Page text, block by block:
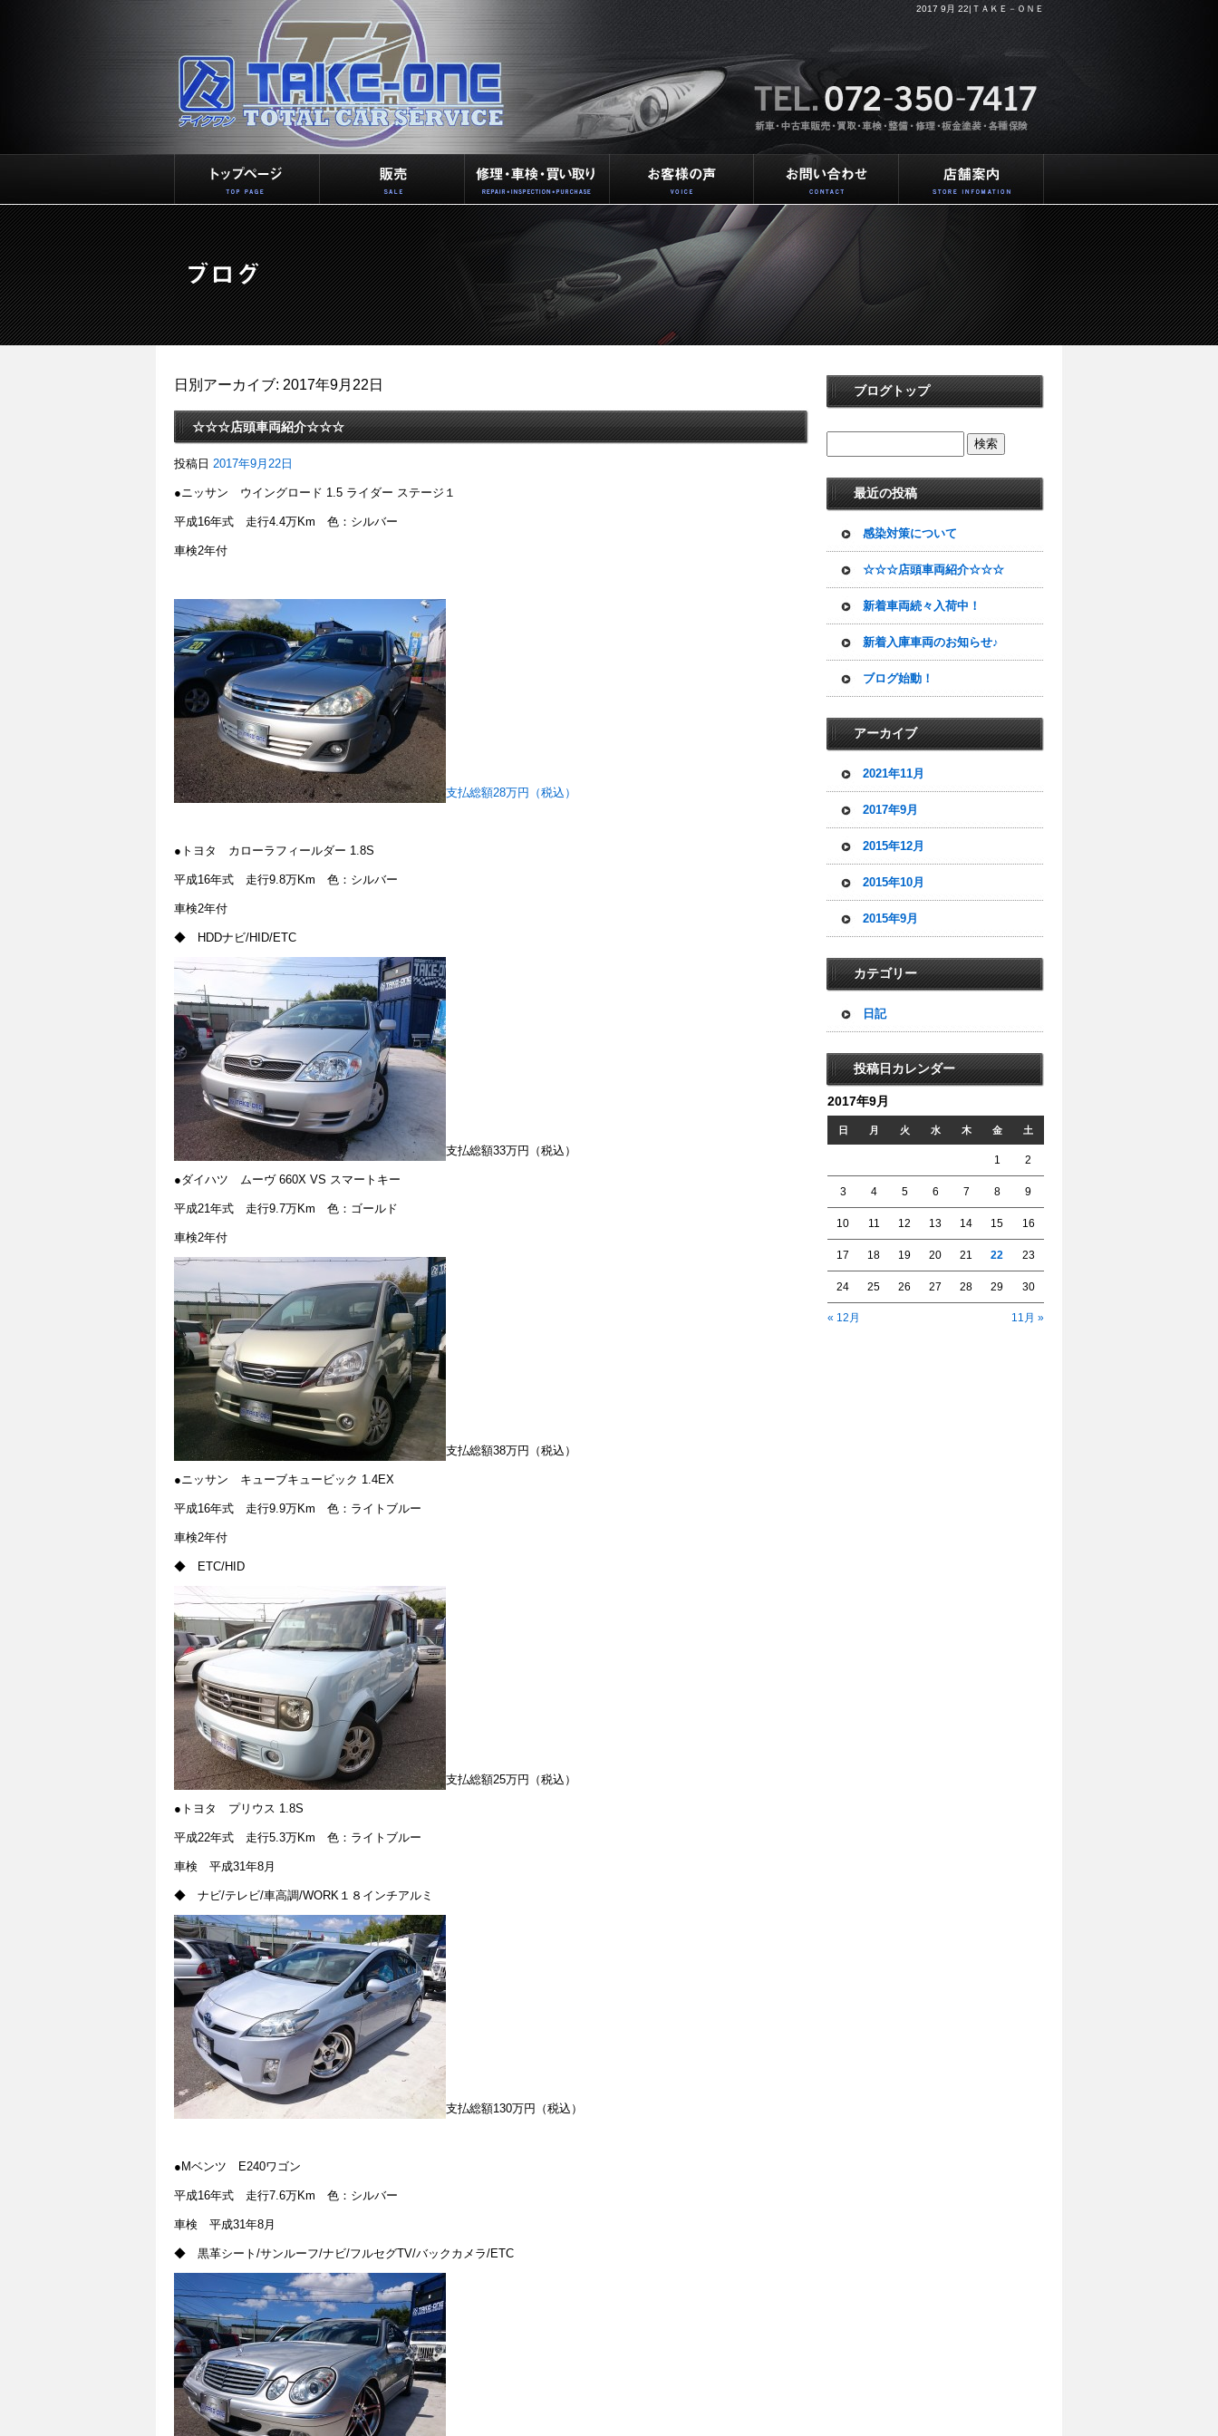
2017 9月 22|ＴＡＫＥ－ＯＮＥ
日別アーカイブ: 2017年9月22日
☆☆☆店頭車両紹介☆☆☆
投稿日 2017年9月22日
●ニッサン ウイングロード 1.5 ライダー ステージ１
平成16年式 走行4.4万Km 色：シルバー
車検2年付
支払総額28万円（税込）
●トヨタ カローラフィールダー 1.8S
平成16年式 走行9.8万Km 色：シルバー
車検2年付
◆ HDDナビ/HID/ETC
支払総額33万円（税込）
●ダイハツ ムーヴ 660X VS スマートキー
平成21年式 走行9.7万Km 色：ゴールド
車検2年付
支払総額38万円（税込）
●ニッサン キューブキュービック 1.4EX
平成16年式 走行9.9万Km 色：ライトブルー
車検2年付
◆ ETC/HID
支払総額25万円（税込）
●トヨタ プリウス 1.8S
平成22年式 走行5.3万Km 色：ライトブルー
車検 平成31年8月
◆ ナビ/テレビ/車高調/WORK１８インチアルミ
支払総額130万円（税込）
●Mベンツ E240ワゴン
平成16年式 走行7.6万Km 色：シルバー
車検 平成31年8月
◆ 黒革シート/サンルーフ/ナビ/フルセグTV/バックカメラ/ETC
ブログトップ
最近の投稿
感染対策について
☆☆☆店頭車両紹介☆☆☆
新着車両続々入荷中！
新着入庫車両のお知らせ♪
ブログ始動！
アーカイブ
2021年11月
2017年9月
2015年12月
2015年10月
2015年9月
カテゴリー
日記
投稿日カレンダー
2017年9月
日 月 火 水 木 金 土
« 12月 11月 »
1 2
3 4 5 6 7 8 9
10 11 12 13 14 15 16
17 18 19 20 21 22 23
24 25 26 27 28 29 30